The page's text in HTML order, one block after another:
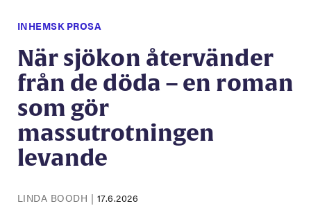
INHEMSK PROSA
När sjökon återvänder
från de döda – en roman
som gör
massutrotningen
levande
LINDA BOODH | 17.6.2026